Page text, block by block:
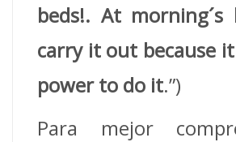
beds!. At
carry it out because
power to do it.”)
Para mejor